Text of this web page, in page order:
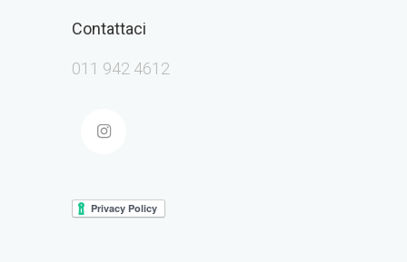
Contattaci
011 942 4612